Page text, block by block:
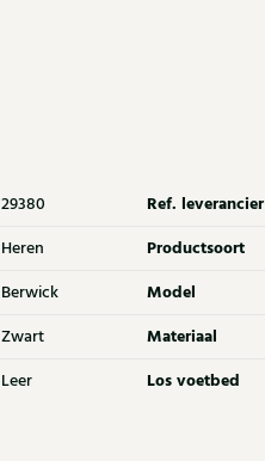
29380 Ref. leverancier
Heren Productsoort
Berwick Model
Zwart Materiaal
Leer Los voetbed